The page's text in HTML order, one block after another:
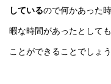
しているので何かあった
暇な時間があったとして
ことができることでしょう